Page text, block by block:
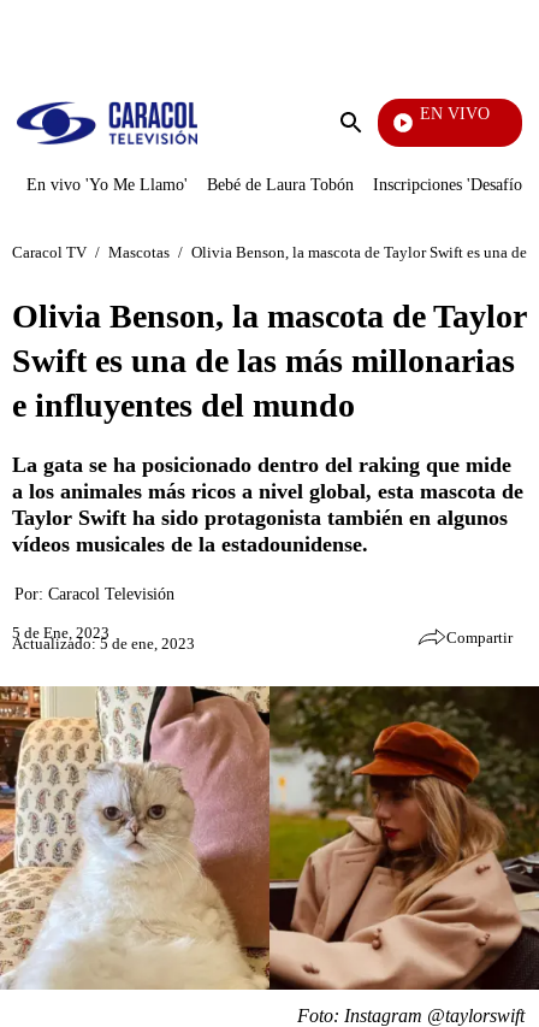
Enviar
EN VIVO
En vivo 'Yo Me Llamo' Bebé de Laura Tobón Inscripciones 'Desafío'
Caracol TV / Mascotas / Olivia Benson, la mascota de Taylor Swift es una de
Olivia Benson, la mascota de Taylor
Swift es una de las más millonarias
e influyentes del mundo
La gata se ha posicionado dentro del raking que mide
a los animales más ricos a nivel global, esta mascota de
Taylor Swift ha sido protagonista también en algunos
vídeos musicales de la estadounidense.
Por: Caracol Televisión
5 de Ene, 2023
Actualizado: 5 de ene, 2023 Compartir
Foto: Instagram @taylorswift